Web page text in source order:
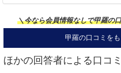
＼今なら会員情報なしで甲羅の
甲羅の口コミを
ほかの回答者による口コ